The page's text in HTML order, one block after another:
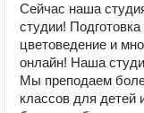
Сейчас наша
студии!
цветоведение и
онлайн! Наша
Мы преподаем
классов для